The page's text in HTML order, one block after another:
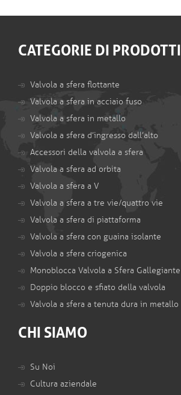
CATEGORIE DI PRODOTTI
Valvola a sfera flottante
Valvola a sfera in acciaio fuso
Valvola a sfera in metallo
Valvola a sfera d’ingresso dall’alto
Accessori della valvola a sfera
Valvola a sfera ad orbita
Valvola a sfera a V
Valvola a sfera a tre vie/quattro vie
Valvola a sfera di piattaforma
Valvola a sfera con guaina isolante
Valvola a sfera criogenica
Monoblocca Valvola a Sfera Gallegiante
Doppio blocco e sfiato della valvola
Valvola a sfera a tenuta dura in metallo
CHI SIAMO
Su Noi
Cultura aziendale